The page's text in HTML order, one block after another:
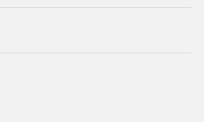
включает все
расширяющие функционал
Pro поддерживает
который позволяет